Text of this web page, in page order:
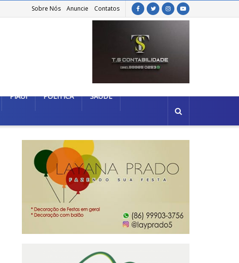
Sobre Nós Anuncie Contatos
PIAUÍ POLÍTICA SAÚDE